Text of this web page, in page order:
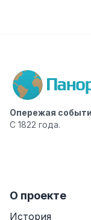
Опережая
С 1822 года.
О проекте
История